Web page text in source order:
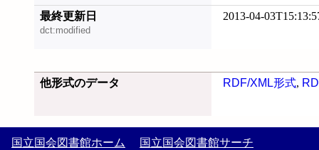
最終更新日
dct:modified
2013-04-
他形式のデータ RDF/XML形式,
国立国会図書館ホーム 国立国会図書館サーチ